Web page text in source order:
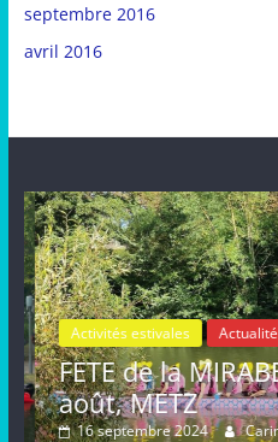
septembre 2016
avril 2016
Activités estivales Actualités
FETE de la
août, METZ
16 septembre 2024